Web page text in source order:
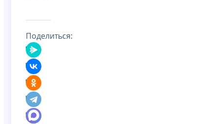
Поделиться: